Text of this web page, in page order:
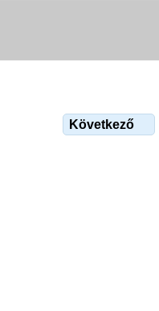
Következő